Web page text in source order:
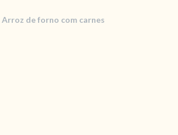
RECEITAS
Arroz de forno com carnes